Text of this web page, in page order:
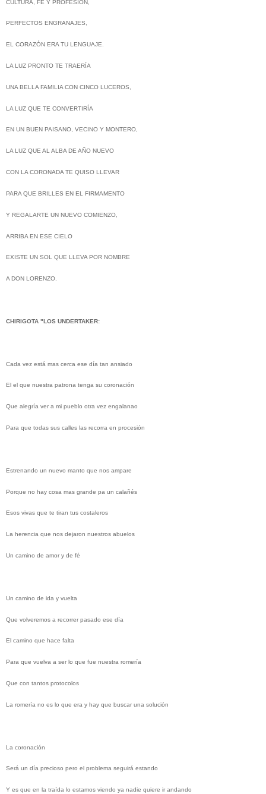
CULTURA, FE Y PROFESIÓN,
PERFECTOS ENGRANAJES,
EL CORAZÓN ERA TU LENGUAJE.
LA LUZ PRONTO TE TRAERÍA
UNA BELLA FAMILIA CON CINCO LUCEROS,
LA LUZ QUE TE CONVERTIRÍA
EN UN BUEN PAISANO, VECINO Y MONTERO,
LA LUZ QUE AL ALBA DE AÑO NUEVO
CON LA CORONADA TE QUISO LLEVAR
PARA QUE BRILLES EN EL FIRMAMENTO
Y REGALARTE UN NUEVO COMIENZO,
ARRIBA EN ESE CIELO
EXISTE UN SOL QUE LLEVA POR NOMBRE
A DON LORENZO.
CHIRIGOTA "LOS UNDERTAKER:
Cada vez está mas cerca ese día tan ansiado
El el que nuestra patrona tenga su coronación
Que alegría ver a mi pueblo otra vez engalanao
Para que todas sus calles las recorra en procesión
Estrenando un nuevo manto que nos ampare
Porque no hay cosa mas grande pa un calañés
Esos vivas que te tiran tus costaleros
La herencia que nos dejaron nuestros abuelos
Un camino de amor y de fé
Un camino de ida y vuelta
Que volveremos a recorrer pasado ese día
El camino que hace falta
Para que vuelva a ser lo que fue nuestra romería
Que con tantos protocolos
La romería no es lo que era y hay que buscar una solución
La coronación
Será un día precioso pero el problema seguirá estando
Y es que en la traída lo estamos viendo ya nadie quiere ir andando